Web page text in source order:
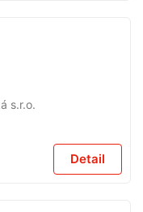
s.r.o.
Detail